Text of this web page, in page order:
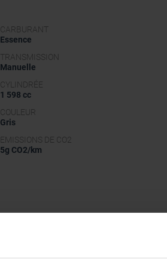
CARBURANT
Essence
TRANSMISSION
Manuelle
CYLINDRÉE
1 598 cc
COULEUR
Gris
EMISSIONS DE CO2
5g CO2/km